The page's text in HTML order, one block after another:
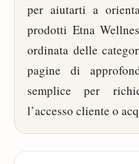
per aiutarti a
prodotti Etna
ordinata delle
pagine di
semplice per
l’accesso cliente o